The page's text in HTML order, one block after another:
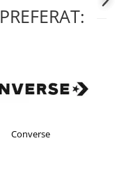
Converse